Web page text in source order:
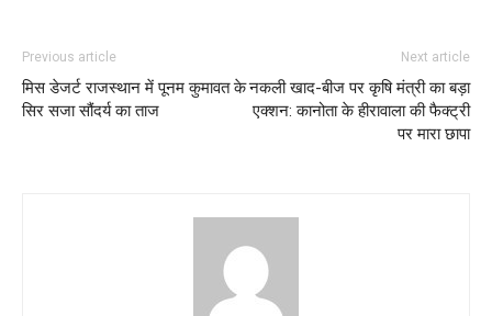
Previous article
मिस डेजर्ट राजस्थान में पूनम कुमावत के
सिर सजा सौंदर्य का ताज
Next article
नकली खाद-बीज पर कृषि मंत्री का बड़ा
एक्शन: कानोता के हीरावाला की फैक्ट्री
पर मारा छापा